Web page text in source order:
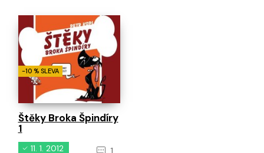
-10 % SLEVA
Štěky Broka Špindíry
1
11. 1. 2012